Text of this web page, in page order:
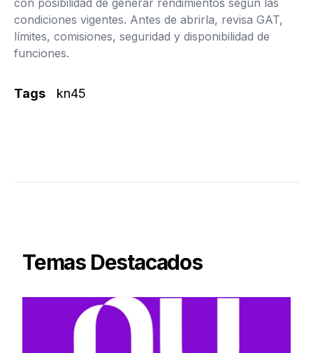
con posibilidad de generar rendimientos según las
condiciones vigentes. Antes de abrirla, revisa GAT,
límites, comisiones, seguridad y disponibilidad de
funciones.
Tags kn45
Temas Destacados